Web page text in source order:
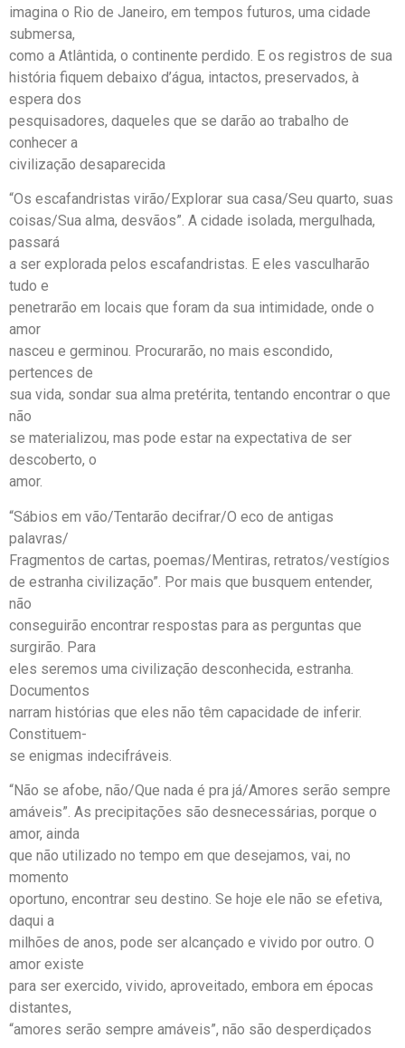
imagina o Rio de Janeiro, em tempos futuros, uma cidade
submersa,
como a Atlântida, o continente perdido. E os registros de sua
história fiquem debaixo d’água, intactos, preservados, à
espera dos
pesquisadores, daqueles que se darão ao trabalho de
conhecer a
civilização desaparecida
“Os escafandristas virão/Explorar sua casa/Seu quarto, suas
coisas/Sua alma, desvãos”. A cidade isolada, mergulhada,
passará
a ser explorada pelos escafandristas. E eles vasculharão
tudo e
penetrarão em locais que foram da sua intimidade, onde o
amor
nasceu e germinou. Procurarão, no mais escondido,
pertences de
sua vida, sondar sua alma pretérita, tentando encontrar o que
não
se materializou, mas pode estar na expectativa de ser
descoberto, o
amor.
“Sábios em vão/Tentarão decifrar/O eco de antigas
palavras/
Fragmentos de cartas, poemas/Mentiras, retratos/vestígios
de estranha civilização”. Por mais que busquem entender,
não
conseguirão encontrar respostas para as perguntas que
surgirão. Para
eles seremos uma civilização desconhecida, estranha.
Documentos
narram histórias que eles não têm capacidade de inferir.
Constituem-
se enigmas indecifráveis.
“Não se afobe, não/Que nada é pra já/Amores serão sempre
amáveis”. As precipitações são desnecessárias, porque o
amor, ainda
que não utilizado no tempo em que desejamos, vai, no
momento
oportuno, encontrar seu destino. Se hoje ele não se efetiva,
daqui a
milhões de anos, pode ser alcançado e vivido por outro. O
amor existe
para ser exercido, vivido, aproveitado, embora em épocas
distantes,
“amores serão sempre amáveis”, não são desperdiçados